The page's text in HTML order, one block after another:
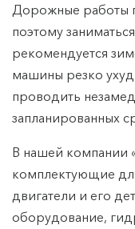
Дорожные работы
поэтому
рекомендуется
машины резко
проводить
запланированных
В нашей компании
комплектующие
двигатели и его
оборудование,